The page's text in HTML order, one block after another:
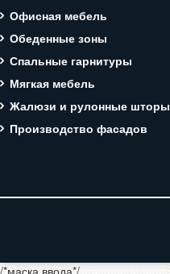
Офисная мебель
Обеденные зоны
Спальные гарнитуры
Мягкая мебель
Жалюзи и рулонные шторы
Производство фасадов
/*маска ввода*/